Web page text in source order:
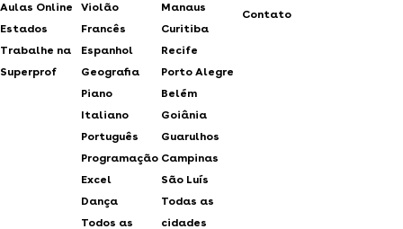
Aulas Online
Estados
Trabalhe na
Superprof
Violão
Francês
Espanhol
Geografia
Piano
Italiano
Português
Programação
Excel
Dança
Todos as
Manaus
Curitiba
Recife
Porto Alegre
Belém
Goiânia
Guarulhos
Campinas
São Luís
Todas as
cidades
Contato